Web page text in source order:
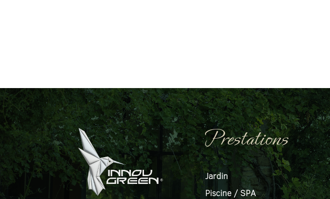
Prestations
Jardin
Piscine / SPA